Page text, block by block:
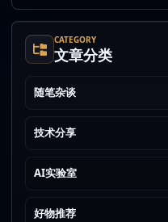
CATEGORY
文章分类
随笔杂谈
技术分享
AI实验室
好物推荐